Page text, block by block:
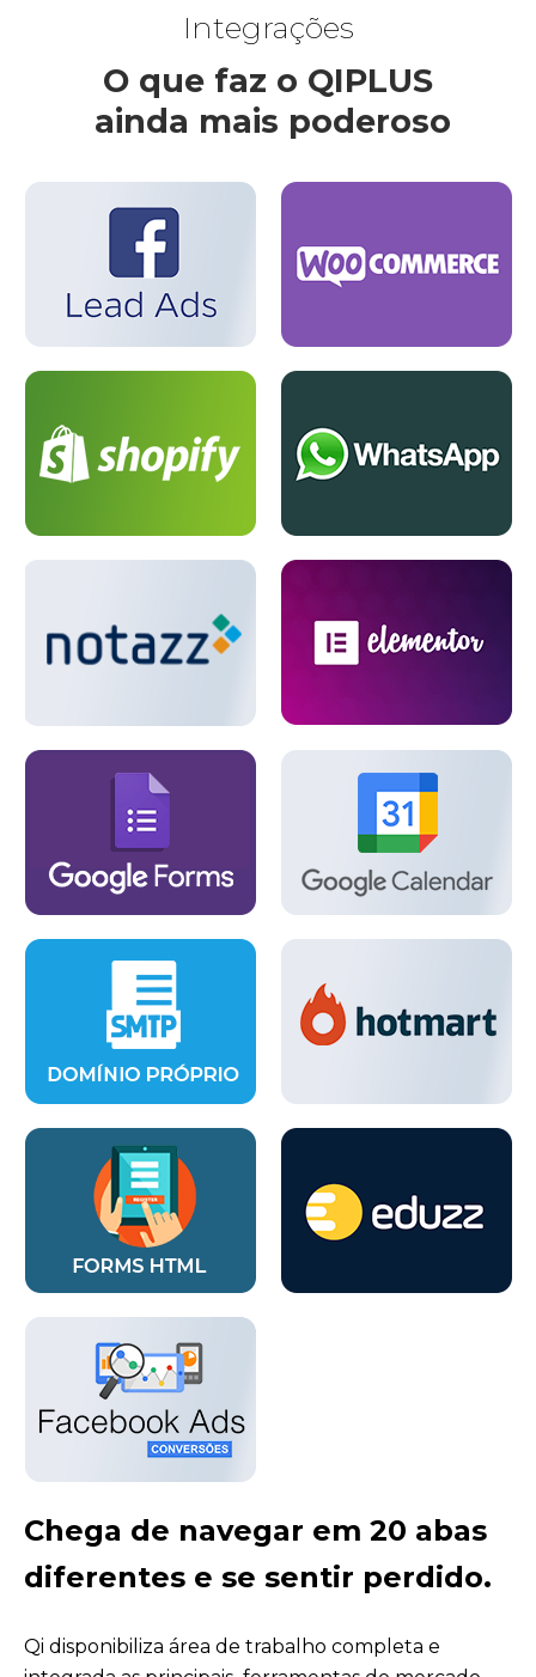
Integrações
O que faz o QIPLUS
ainda mais poderoso
Chega de navegar em 20 abas
diferentes e se sentir perdido.
Qi disponibiliza área de trabalho completa e